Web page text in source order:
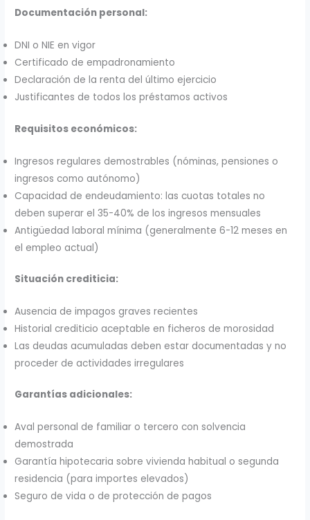
Documentación personal:
DNI o NIE en vigor
Certificado de empadronamiento
Declaración de la renta del último ejercicio
Justificantes de todos los préstamos activos
Requisitos económicos:
Ingresos regulares demostrables (nóminas, pensiones o
ingresos como autónomo)
Capacidad de endeudamiento: las cuotas totales no
deben superar el 35-40% de los ingresos mensuales
Antigüedad laboral mínima (generalmente 6-12 meses en
el empleo actual)
Situación crediticia:
Ausencia de impagos graves recientes
Historial crediticio aceptable en ficheros de morosidad
Las deudas acumuladas deben estar documentadas y no
proceder de actividades irregulares
Garantías adicionales:
Aval personal de familiar o tercero con solvencia
demostrada
Garantía hipotecaria sobre vivienda habitual o segunda
residencia (para importes elevados)
Seguro de vida o de protección de pagos